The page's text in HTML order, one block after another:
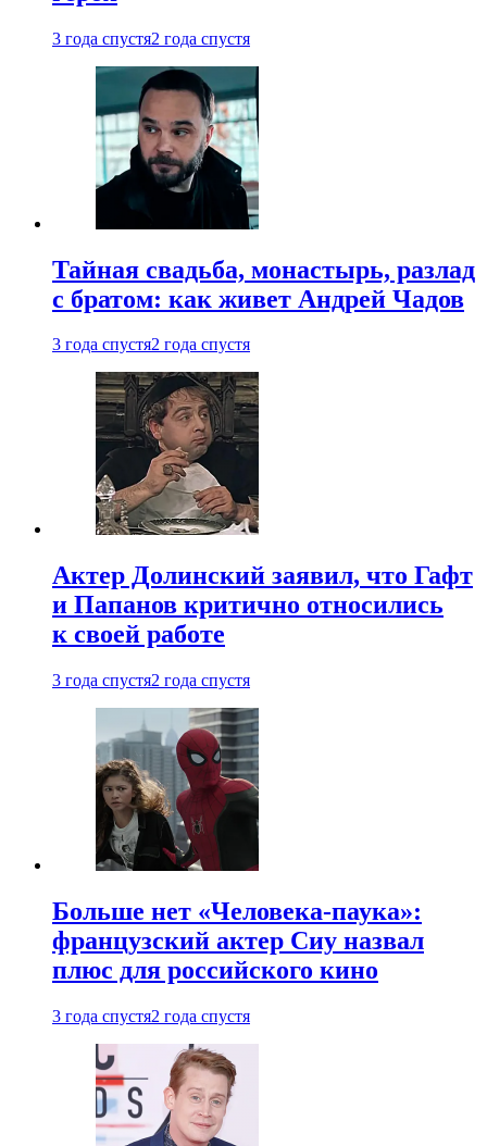
3 года спустя2 года спустя
Тайная свадьба, монастырь, разлад
с братом: как живет Андрей Чадов
3 года спустя2 года спустя
Актер Долинский заявил, что Гафт
и Папанов критично относились
к своей работе
3 года спустя2 года спустя
Больше нет «Человека-паука»:
французский актер Сиу назвал
плюс для российского кино
3 года спустя2 года спустя